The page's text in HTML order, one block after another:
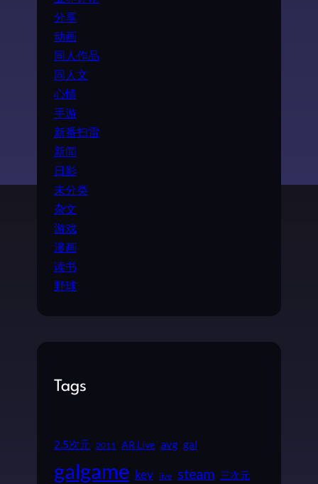
分享
动画
同人作品
同人文
心情
手游
新番扫雷
新闻
日影
未分类
杂文
游戏
漫画
读书
野球
Tags
2.5次元 2011 AR Live avg gal
galgame key live steam 三次元